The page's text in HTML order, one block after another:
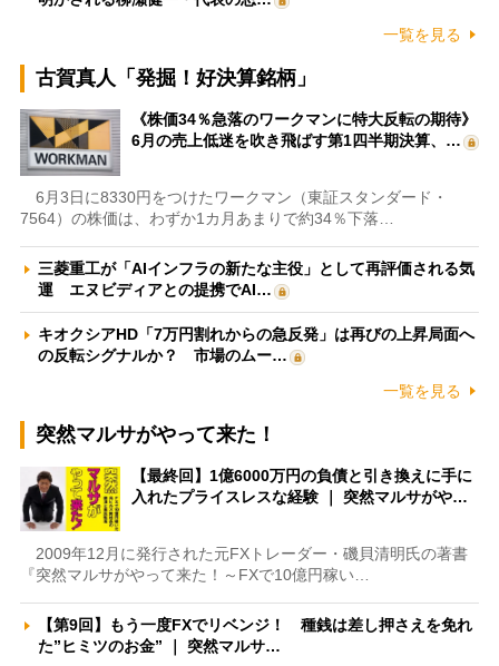
一覧を見る
古賀真人「発掘！好決算銘柄」
《株価34％急落のワークマンに特大反転の期待》
6月の売上低迷を吹き飛ばす第1四半期決算、…
6月3日に8330円をつけたワークマン（東証スタンダード・
7564）の株価は、わずか1カ月あまりで約34％下落…
三菱重工が「AIインフラの新たな主役」として再評価される気
運 エヌビディアとの提携でAI…
キオクシアHD「7万円割れからの急反発」は再びの上昇局面へ
の反転シグナルか？ 市場のムー…
一覧を見る
突然マルサがやって来た！
【最終回】1億6000万円の負債と引き換えに手に
入れたプライスレスな経験 ｜ 突然マルサがや…
2009年12月に発行された元FXトレーダー・磯貝清明氏の著書
『突然マルサがやって来た！～FXで10億円稼い…
【第9回】もう一度FXでリベンジ！ 種銭は差し押さえを免れ
た”ヒミツのお金” ｜ 突然マルサ…